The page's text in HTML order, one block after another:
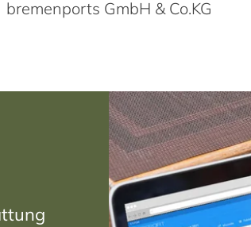
Ossietzky Universität Oldenburg